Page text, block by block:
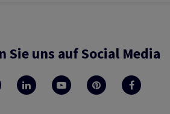
Sie uns auf Social Media